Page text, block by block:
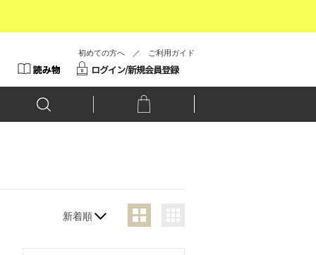
初めての方へ ／ ご利用ガイド
新着順